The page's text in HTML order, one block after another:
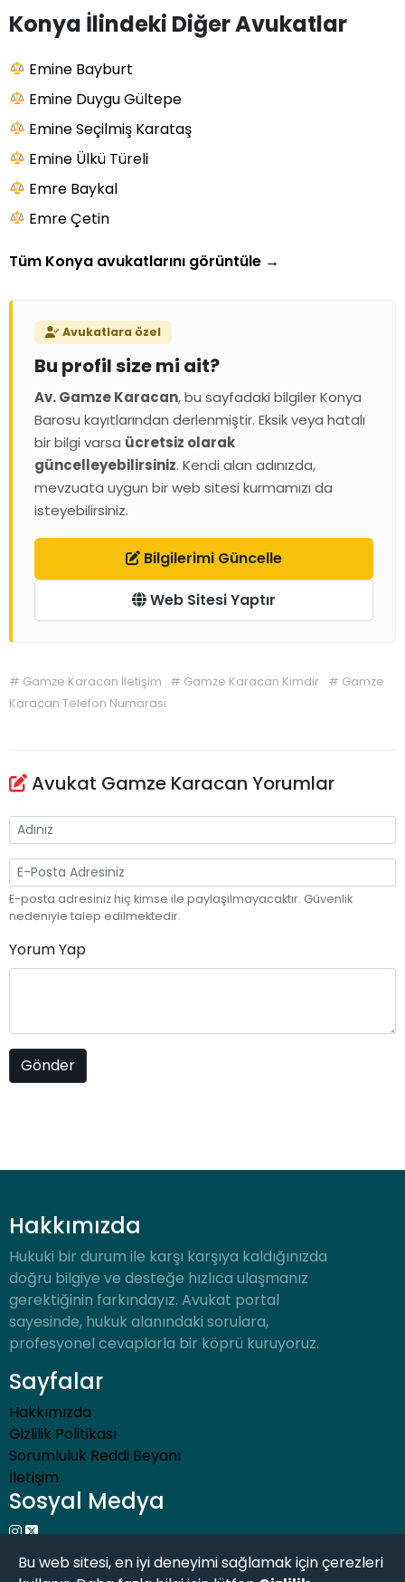
Konya İlindeki Diğer Avukatlar
Emine Bayburt
Emine Duygu Gültepe
Emine Seçilmiş Karataş
Emine Ülkü Türeli
Emre Baykal
Emre Çetin
Tüm Konya avukatlarını görüntüle →
Avukatlara özel
Bu profil size mi ait?
Av. Gamze Karacan, bu sayfadaki bilgiler Konya
Barosu kayıtlarından derlenmiştir. Eksik veya hatalı
bir bilgi varsa ücretsiz olarak
güncelleyebilirsiniz. Kendi alan adınızda,
mevzuata uygun bir web sitesi kurmamızı da
isteyebilirsiniz.
Bilgilerimi Güncelle
Web Sitesi Yaptır
# Gamze Karacan İletişim # Gamze Karacan Kimdir # Gamze
Karacan Telefon Numarası
Avukat Gamze Karacan Yorumlar
E-posta adresiniz hiç kimse ile paylaşılmayacaktır. Güvenlik
nedeniyle talep edilmektedir.
Yorum Yap
Hakkımızda
Hukuki bir durum ile karşı karşıya kaldığınızda
doğru bilgiye ve desteğe hızlıca ulaşmanız
gerektiğinin farkındayız. Avukat portal
sayesinde, hukuk alanındaki sorulara,
profesyonel cevaplarla bir köprü kuruyoruz.
Sayfalar
Hakkımızda
Gizlilik Politikası
Sorumluluk Reddi Beyanı
İletişim
Sosyal Medya
Bu web sitesi, en iyi deneyimi sağlamak için çerezleri